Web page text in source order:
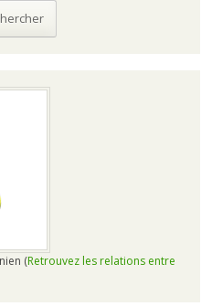
(Retrouvez les relations entre